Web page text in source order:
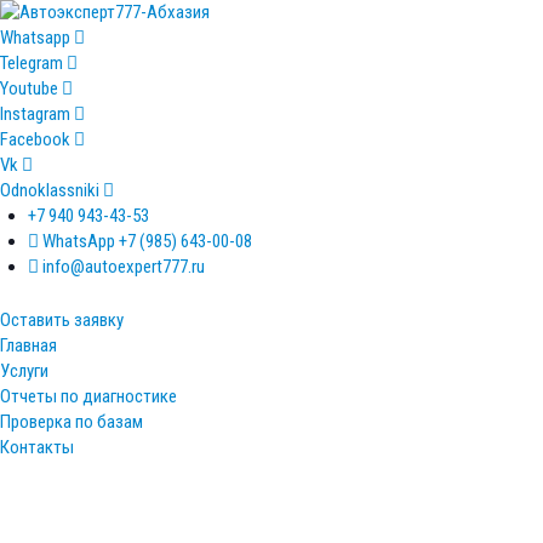
Перейти
к
контенту
Whatsapp
Telegram
Youtube
Instagram
Facebook
Vk
Odnoklassniki
+7 940 943-43-53
WhatsApp +7 (985) 643-00-08
info@autoexpert777.ru
Оставить заявку
Главная
Услуги
Отчеты по диагностике
Проверка по базам
Контакты